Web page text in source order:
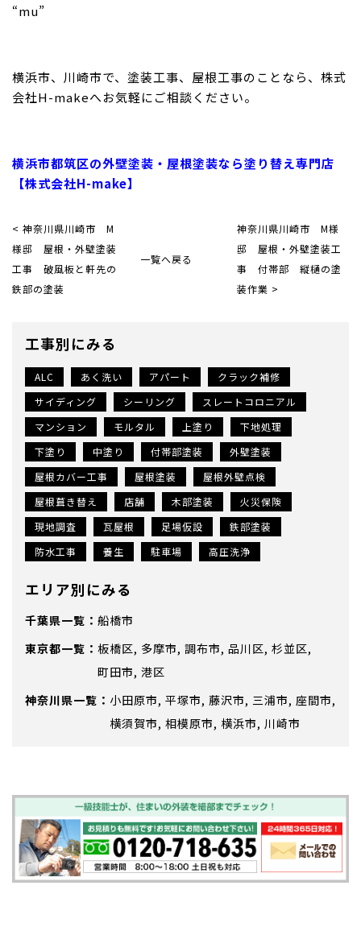
“mu”
横浜市、川崎市で、塗装工事、屋根工事のことなら、株式
会社H-makeへお気軽にご相談ください。
横浜市都筑区の外壁塗装・屋根塗装なら塗り替え専門店
【株式会社H-make】
< 神奈川県川崎市 M
様邸 屋根・外壁塗装
工事 破風板と軒先の
鉄部の塗装
神奈川県川崎市 M様
邸 屋根・外壁塗装工
事 付帯部 縦樋の塗
装作業 >
一覧へ戻る
工事別にみる
ALC あく洗い アパート
クラック補修
サイディング
シーリング
スレートコロニアル
マンション
モルタル 上塗り
下地処理
下塗り
中塗り 付帯部塗装
外壁塗装
屋根カバー工事
屋根塗装
屋根外壁点検
屋根葺き替え
店舗 木部塗装
火災保険
現地調査
瓦屋根 足場仮設
鉄部塗装
防水工事
養生 駐車場 高圧洗浄
エリア別にみる
千葉県
船橋市
東京都
板橋区 多摩市 調布市 品川区 杉並区
町田市 港区
神奈川県
小田原市 平塚市 藤沢市 三浦市 座間市
横須賀市 相模原市 横浜市 川崎市